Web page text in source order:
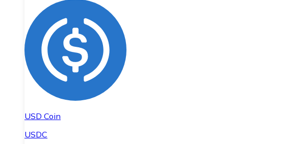
USD Coin
USDC